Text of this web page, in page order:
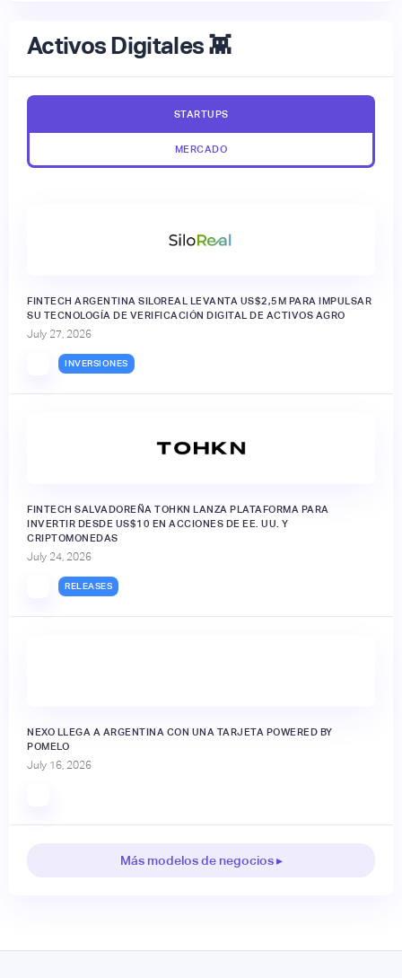
Activos Digitales 👾
STARTUPS
MERCADO
FINTECH ARGENTINA SILOREAL LEVANTA US$2,5M PARA IMPULSAR
SU TECNOLOGÍA DE VERIFICACIÓN DIGITAL DE ACTIVOS AGRO
July 27, 2026
INVERSIONES
FINTECH SALVADOREÑA TOHKN LANZA PLATAFORMA PARA
INVERTIR DESDE US$10 EN ACCIONES DE EE. UU. Y
CRIPTOMONEDAS
July 24, 2026
RELEASES
NEXO LLEGA A ARGENTINA CON UNA TARJETA POWERED BY
POMELO
July 16, 2026
Más modelos de negocios ▸